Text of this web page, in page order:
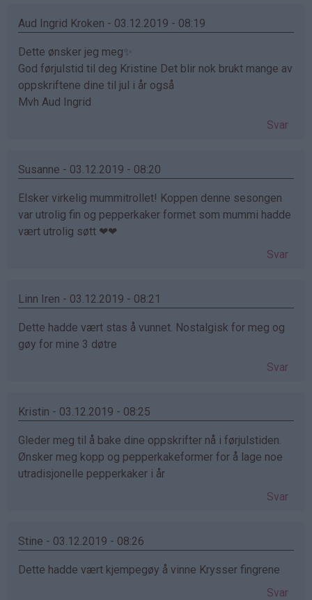
Aud Ingrid Kroken - 03.12.2019 - 08:19
Dette ønsker jeg meg✨
God førjulstid til deg Kristine Det blir nok brukt mange av
oppskriftene dine til jul i år også
Mvh Aud Ingrid
Svar
Susanne - 03.12.2019 - 08:20
Elsker virkelig mummitrollet! Koppen denne sesongen
var utrolig fin og pepperkaker formet som mummi hadde
vært utrolig søtt ❤❤
Svar
Linn Iren - 03.12.2019 - 08:21
Dette hadde vært stas å vunnet. Nostalgisk for meg og
gøy for mine 3 døtre
Svar
Kristin - 03.12.2019 - 08:25
Gleder meg til å bake dine oppskrifter nå i førjulstiden.
Ønsker meg kopp og pepperkakeformer for å lage noe
utradisjonelle pepperkaker i år
Svar
Stine - 03.12.2019 - 08:26
Dette hadde vært kjempegøy å vinne Krysser fingrene
Svar